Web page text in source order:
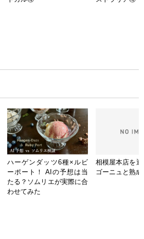
ハーゲンダッツ6種×ルビ
ーポート！ AIの予想は当
たる？ソムリエが実際に合
わせてみた
相模屋本店を
ゴーニュと熟